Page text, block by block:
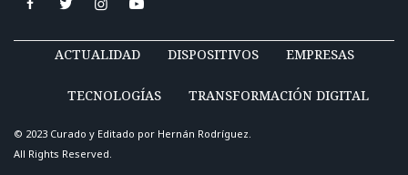
ACTUALIDAD DISPOSITIVOS EMPRESAS
TECNOLOGÍAS TRANSFORMACIÓN DIGITAL
© 2023 Curado y Editado por Hernán Rodríguez.
All Rights Reserved.